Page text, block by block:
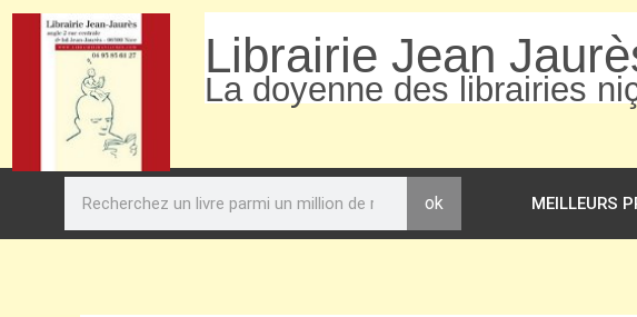
Librairie Jean
La doyenne des librairies
ok MEILLEURS